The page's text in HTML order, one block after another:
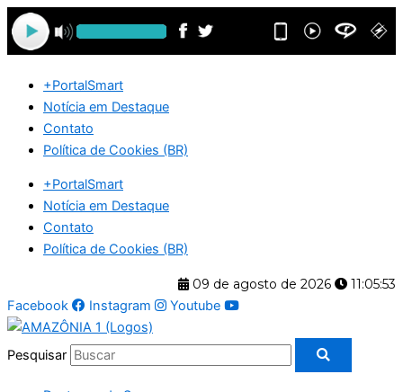
Ir
para
o
+PortalSmart
Notícia em Destaque
Contato
Política de Cookies (BR)
+PortalSmart
Notícia em Destaque
Contato
Política de Cookies (BR)
09 de agosto de 2026
11:05:54
Facebook
Instagram Youtube
Pesquisar